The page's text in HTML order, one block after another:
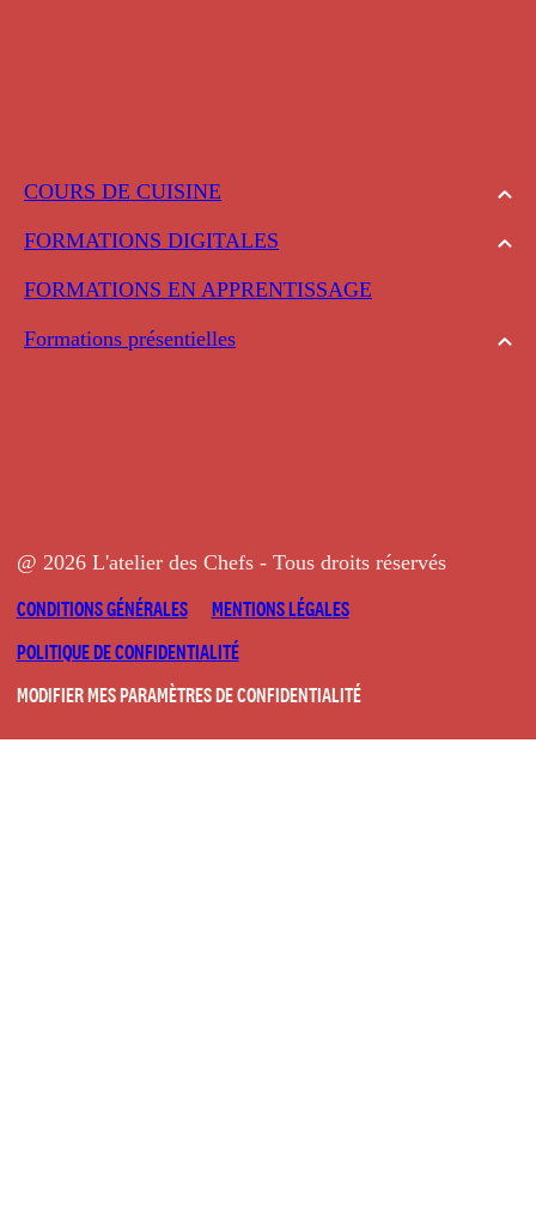
COURS DE CUISINE
FORMATIONS DIGITALES
FORMATIONS EN APPRENTISSAGE
Formations présentielles
@ 2026 L'atelier des Chefs - Tous droits réservés
CONDITIONS GÉNÉRALES
MENTIONS LÉGALES
POLITIQUE DE CONFIDENTIALITÉ
MODIFIER MES PARAMÈTRES DE CONFIDENTIALITÉ